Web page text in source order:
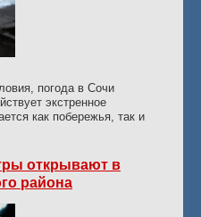
погода в Сочи
экстренное
как побережья, так и
открывают в
района